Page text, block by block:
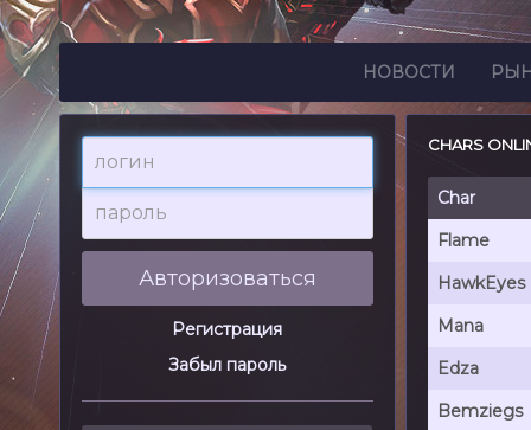
НОВОСТИ
логин
пароль
Авторизоваться
Регистрация
Забыл пароль
CHARS
Char
Flame
HawkEyes
Mana
Edza
Bemziegs